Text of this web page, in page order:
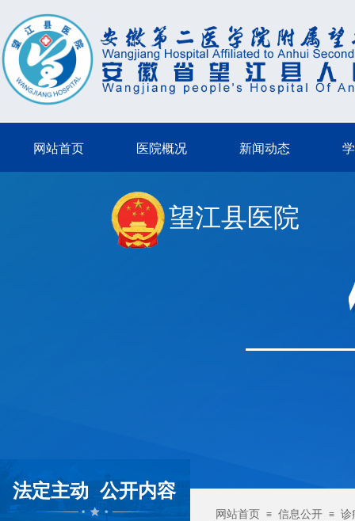
网站首页 医院概况 新闻动态
望江县医院
公开内容
法定主动
网站首页 ≡ 信息公开 ≡ 诊